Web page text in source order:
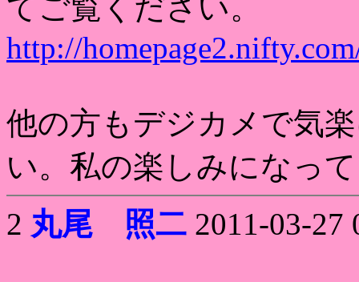
てご覧ください。
http://
他の方もデジカメで気
い。私の楽しみになっ
2 丸尾 照二 2011-03-27